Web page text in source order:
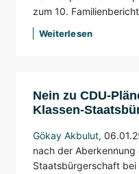
zum 10.
Weiterlesen
Nein zu CDU-
Klassen-
Gökay Akbulut,
nach der
Staatsbürgerschaft